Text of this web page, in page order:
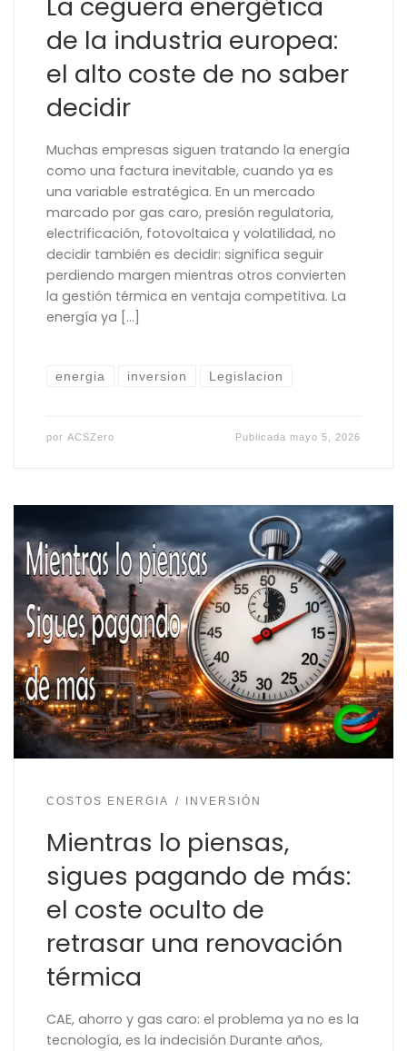
de la industria europea:
el alto coste de no saber
decidir
Muchas empresas siguen tratando la energía
como una factura inevitable, cuando ya es
una variable estratégica. En un mercado
marcado por gas caro, presión regulatoria,
electrificación, fotovoltaica y volatilidad, no
decidir también es decidir: significa seguir
perdiendo margen mientras otros convierten
la gestión térmica en ventaja competitiva. La
energía ya […]
energia inversion Legislacion
por ACSZero Publicada mayo 5, 2026
COSTOS ENERGIA INVERSIÓN
Mientras lo piensas,
sigues pagando de más:
el coste oculto de
retrasar una renovación
térmica
CAE, ahorro y gas caro: el problema ya no es la
tecnología, es la indecisión Durante años,